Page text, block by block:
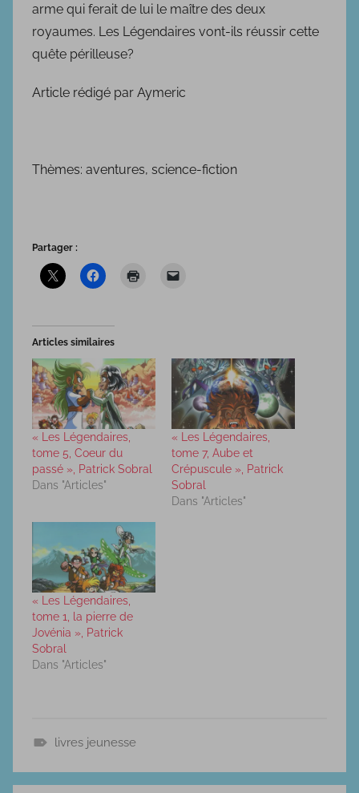
2
0
1
arme qui ferait de lui le maître des deux
royaumes. Les Légendaires vont-ils réussir cette
quête périlleuse?
Article rédigé par Aymeric
Thèmes: aventures, science-fiction
Partager :
Articles similaires
« Les Légendaires,
tome 5, Coeur du
passé », Patrick Sobral
Dans "Articles"
« Les Légendaires,
tome 7, Aube et
Crépuscule », Patrick
Sobral
Dans "Articles"
« Les Légendaires,
tome 1, la pierre de
Jovénia », Patrick
Sobral
Dans "Articles"
r
livres jeunesse